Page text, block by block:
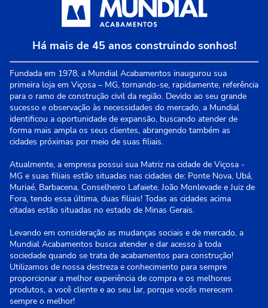
Há mais de 45 anos construindo sonhos!
Fundada em 1978, a Mundial Acabamentos inaugurou sua
primeira loja em Viçosa – MG, tornando-se, rapidamente, referência
para o ramo de construção civil da região. Devido ao seu grande
sucesso e observação às necessidades do mercado, a Mundial
identificou a oportunidade de expansão, buscando atender de
forma mais ampla os seus clientes, abrangendo também as
cidades próximas por meio de suas filiais.
Atualmente, a empresa possui sua Matriz na cidade de Viçosa -
MG e suas filiais estão situadas nas cidades de: Ponte Nova, Ubá,
Muriaé, Barbacena, Conselheiro Lafaiete, João Monlevade e Juiz de
Fora, tendo essa última, duas filiais! Todas as cidades acima
citadas estão situadas no estado de Minas Gerais.
Levando em consideração as mudanças sociais e de mercado, a
Mundial Acabamentos busca atender e dar acesso à toda
sociedade quando se trata de acabamentos para construção!
Utilizamos de nossa destreza e conhecimento para sempre
proporcionar a melhor experiência de compra e os melhores
produtos, a você cliente e ao seu lar, porque vocês merecem
sempre o melhor!